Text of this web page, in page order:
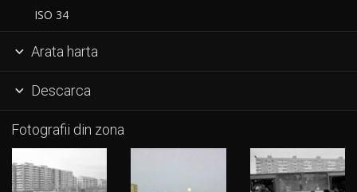
ISO 34
 Arata harta
 Descarca
Fotografii din zona